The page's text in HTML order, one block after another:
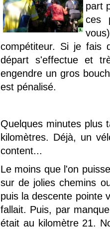
part
ces
compétiteur. Si je fais
départ s'effectue et
engendre un gros
est pénalisé.
Quelques minutes plus
kilomètres. Déjà, un
content...
Le moins que l'on
sur de jolies chemins
puis la descente pointe
fallait. Puis, par
était au kilomètre 21.